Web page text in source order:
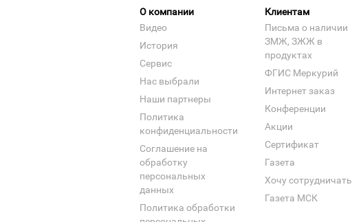
О компании
Видео
История
Сервис
Нас выбрали
Наши партнеры
Политика
конфиденциальности
Соглашение на
обработку
персональных
данных
Политика обработки
Клиентам
Письма о наличии
ЗМЖ, ЗЖЖ в
продуктах
ФГИС Меркурий
Интернет заказ
Конференции
Акции
Сертификат
Газета
Хочу сотрудничать
Газета МСК